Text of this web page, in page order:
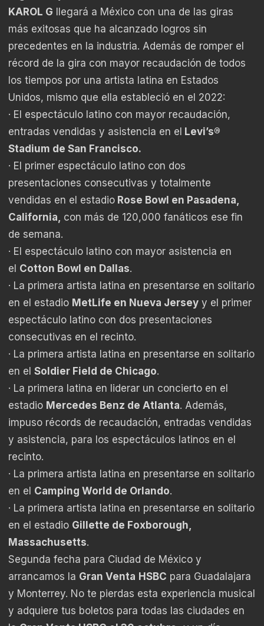
KAROL G llegará a México con una de las giras
más exitosas que ha alcanzado logros sin
precedentes en la industria. Además de romper el
récord de la gira con mayor recaudación de todos
los tiempos por una artista latina en Estados
Unidos, mismo que ella estableció en el 2022:
· El espectáculo latino con mayor recaudación,
entradas vendidas y asistencia en el Levi’s®
Stadium de San Francisco.
· El primer espectáculo latino con dos
presentaciones consecutivas y totalmente
vendidas en el estadio Rose Bowl en Pasadena,
California, con más de 120,000 fanáticos ese fin
de semana.
· El espectáculo latino con mayor asistencia en
el Cotton Bowl en Dallas.
· La primera artista latina en presentarse en solitario
en el estadio MetLife en Nueva Jersey y el primer
espectáculo latino con dos presentaciones
consecutivas en el recinto.
· La primera artista latina en presentarse en solitario
en el Soldier Field de Chicago.
· La primera latina en liderar un concierto en el
estadio Mercedes Benz de Atlanta. Además,
impuso récords de recaudación, entradas vendidas
y asistencia, para los espectáculos latinos en el
recinto.
· La primera artista latina en presentarse en solitario
en el Camping World de Orlando.
· La primera artista latina en presentarse en solitario
en el estadio Gillette de Foxborough,
Massachusetts.
Segunda fecha para Ciudad de México y
arrancamos la Gran Venta HSBC para Guadalajara
y Monterrey. No te pierdas esta experiencia musical
y adquiere tus boletos para todas las ciudades en